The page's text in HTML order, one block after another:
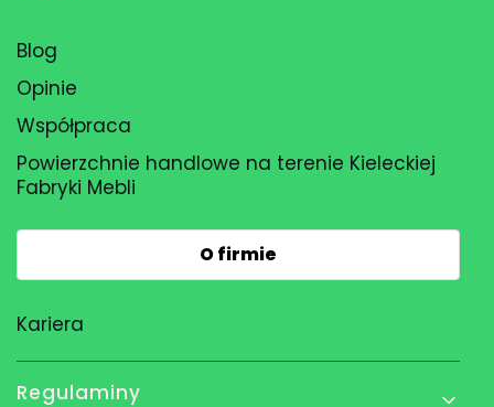
Blog
Opinie
Współpraca
Powierzchnie handlowe na terenie Kieleckiej
Fabryki Mebli
O firmie
Kariera
Regulaminy